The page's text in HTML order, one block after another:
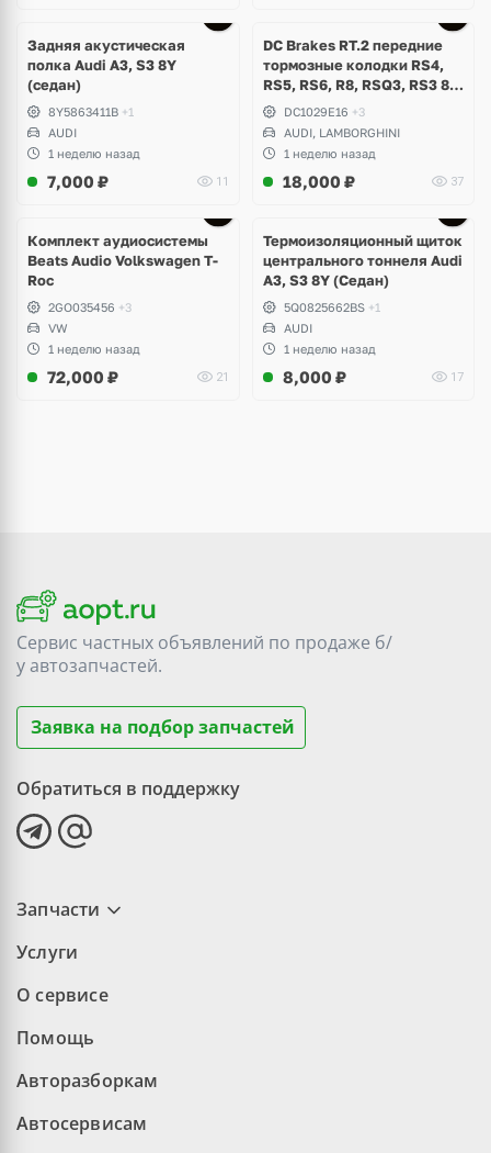
Задняя акустическая
полка Audi A3, S3 8Y
(седан)
8Y5863411B +1
AUDI
1 неделю назад
7,000 ₽ 11
DC Brakes RT.2 передние
тормозные колодки RS4,
RS5, RS6, R8, RSQ3, RS3 8V
(комплект 8 шт)
DC1029E16 +3
AUDI, LAMBORGHINI
1 неделю назад
18,000 ₽ 37
Комплект аудиосистемы
Beats Audio Volkswagen T-
Roc
2GO035456 +3
VW
1 неделю назад
72,000 ₽ 21
Термоизоляционный щиток
центрального тоннеля Audi
A3, S3 8Y (Седан)
5Q0825662BS +1
AUDI
1 неделю назад
8,000 ₽ 17
Сервис частных объявлений по продаже б/
уавтозапчастей.
Заявка на подбор запчастей
Обратиться в поддержку
Запчасти
Услуги
О сервисе
Помощь
Авторазборкам
Автосервисам